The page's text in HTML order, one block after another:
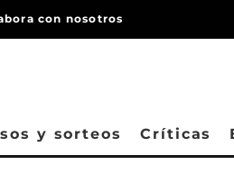
con nosotros
y sorteos Críticas